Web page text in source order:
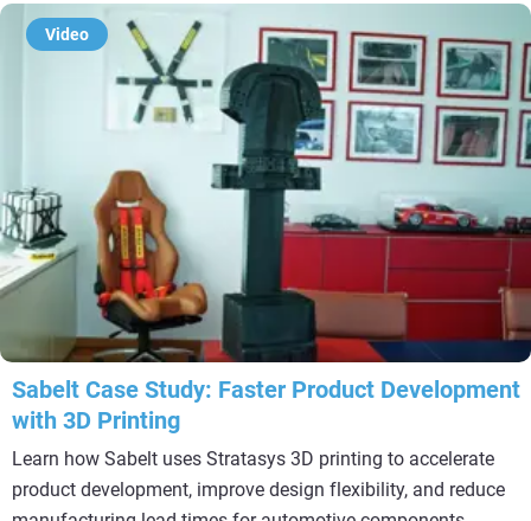
Video
Sabelt Case Study: Faster Product Development
with 3D Printing
Learn how Sabelt uses Stratasys 3D printing to accelerate
product development, improve design flexibility, and reduce